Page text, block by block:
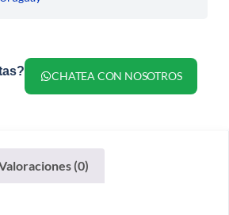
CHATEA CON NOSOTROS
(0)